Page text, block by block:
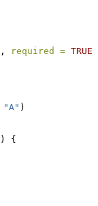
, required = TRUE
"A" )
) {